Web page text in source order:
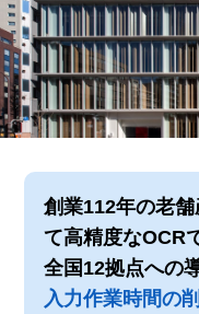
創業112年の老
て高精度なOCR
全国12拠点への
入力作業時間の